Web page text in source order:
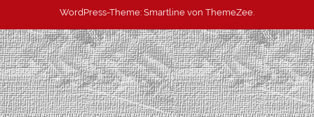
WordPress-Theme: Smartline von ThemeZee.